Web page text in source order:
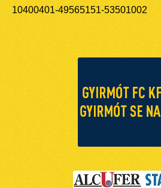
10400401-49565151-53501002